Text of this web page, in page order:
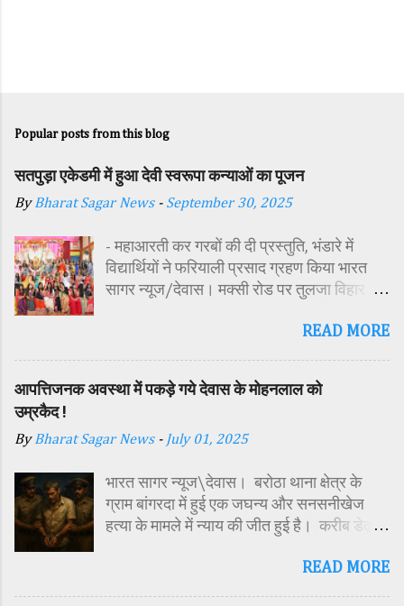
Popular posts from this blog
सतपुड़ा एकेडमी में हुआ देवी स्वरूपा कन्याओं का पूजन
ByBharat Sagar News - September 30, 2025
- महाआरती कर गरबों की दी प्रस्तुति, भंडारे में
विद्यार्थियों ने फरियाली प्रसाद ग्रहण किया भारत
सागर न्यूज/देवास। मक्सी रोड पर तुलजा विहार
पावन अवसर पर कन्या पूजन एवं गरबा महोत्सव का
परिसर में तोरण, रंगोली से आकर्षक साज-सज्जा की
गई। सर्वप्रथम मुख्य अतिथि महिला बाल विकास
विशिष्ट अतिथि शासकीय पॉलिटेक्निक कॉलेज
अध्यक्ष एवं भाजपा जिला अध्यक्ष रायसिंह सेंधव,
स्वास्थ विभाग जिला कार्यक्रम प्रबंधक कामाक्षी दुबे,
स्वास्थ विभाग सहायक कार्यक्रम प्रबंधक स्वीटी
ठाकुर ने मातारानी की मूर्ति एवं अखंड ज्योत का विधि-
विधानपूर्वक पूजन-अर्चन किया। पं. मयंक द्विवेदी के
READ MORE
आपत्तिजनक अवस्था में पकड़े गये देवास के मोहनलाल को
उम्रकैद !
ByBharat Sagar News - July 01, 2025
भारत सागर न्यूज\देवास। बरोठा थाना क्षेत्र के
ग्राम बांगरदा में हुई एक जघन्य और सनसनीखेज
हत्या के मामले में न्याय की जीत हुई है। करीब डेढ़
हरिओम की हत्या के मामले में अदालत ने उसके पिता
READ MORE